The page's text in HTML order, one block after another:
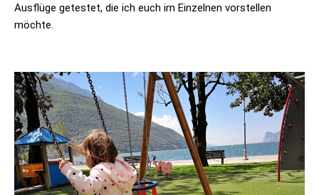
Ausflüge getestet, die ich euch im Einzelnen vorstellen
möchte.